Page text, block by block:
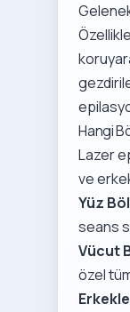
Hangi
Lazer
ve
Yüz
seans
Vücut
özel